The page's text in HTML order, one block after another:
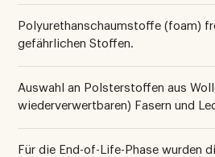
Polyurethanschaumstoffe (foam)
gefährlichen Stoffen.
Auswahl an Polsterstoffen aus
wiederverwertbaren) Fasern und
Für die End-of-Life-Phase wurden